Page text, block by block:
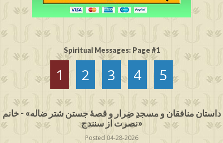
Spiritual Messages: Page #1
1 2 3 4 5
داستان منافقان و مسجدِ ضِرار و قصۀ جستن شتر ضاله» - خانم
نصرت از سنندج»
Posted 04-28-2026